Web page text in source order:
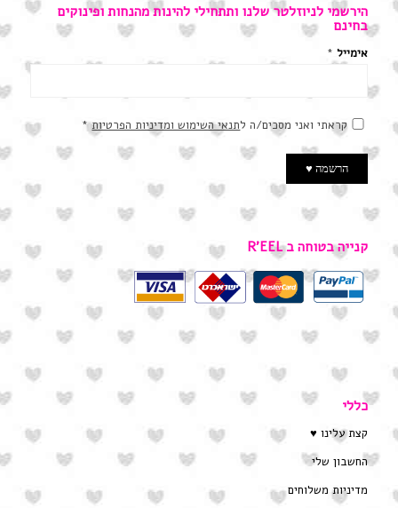
הירשמי לניוזלטר שלנו ותתחילי להינות מהנחות ופינוקים
בחינם
אימייל *
קראתי ואני מסכים/ה לתנאי השימוש ומדיניות הפרטיות*
קנייה בטוחה ב R’EEL
כללי
קצת עלינו ♥
החשבון שלי
מדיניות משלוחים